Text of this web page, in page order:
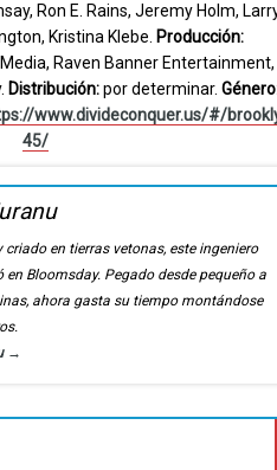
Ron E. Rains, Jeremy Holm,
Kristina Klebe. Producción:
Raven Banner Entertainment,
Distribución:por determinar.
www.divideconquer.us/#/
45/
criado en tierras vetonas, este ingeniero
en Bloomsday. Pegado desde pequeño a
ahora gasta su tiempo montándose
→